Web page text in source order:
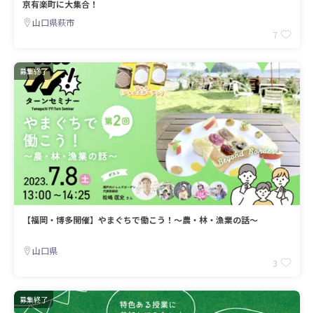
京有楽町に大集合！
山口県萩市
7
募集終了
【福岡・博多開催】やまぐちで働こう！～農・林・漁業の話～
山口県
3
募集終了